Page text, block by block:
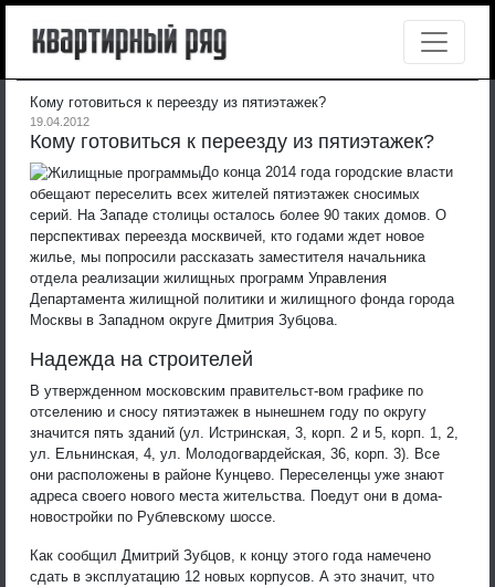
Кому готовиться к переезду из пятиэтажек?
19.04.2012
Кому готовиться к переезду из пятиэтажек?
До конца 2014 года городские власти
обещают переселить всех жителей пятиэтажек сносимых
серий. На Западе столицы осталось более 90 таких домов. О
перспективах переезда москвичей, кто годами ждет новое
жилье, мы попросили рассказать заместителя начальника
отдела реализации жилищных программ Управления
Департамента жилищной политики и жилищного фонда города
Москвы в Западном округе Дмитрия Зубцова.
Надежда на строителей
В утвержденном московским правительст-вом графике по
отселению и сносу пятиэтажек в нынешнем году по округу
значится пять зданий (ул. Истринская, 3, корп. 2 и 5, корп. 1, 2,
ул. Ельнинская, 4, ул. Молодогвардейская, 36, корп. 3). Все
они расположены в районе Кунцево. Переселенцы уже знают
адреса своего нового места жительства. Поедут они в дома-
новостройки по Рублевскому шоссе.
Как сообщил Дмитрий Зубцов, к концу этого года намечено
сдать в эксплуатацию 12 новых корпусов. А это значит, что